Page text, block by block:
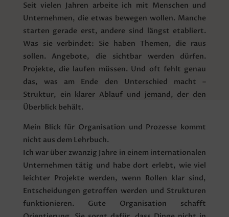
Seit vielen Jahren arbeite ich mit Menschen und
Unternehmen, die etwas bewegen wollen. Manche
starten gerade erst, andere sind längst etabliert.
Was sie verbindet: Sie haben Themen, die raus
sollen. Angebote, die sichtbar werden dürfen.
Projekte, die laufen müssen. Und oft fehlt genau
das, was am Ende den Unterschied macht –
Struktur, ein klarer Ablauf und jemand, der den
Überblick behält.
Mein Blick für Organisation und Prozesse kommt
nicht aus dem Lehrbuch.
Ich war über zwanzig Jahre in einem internationalen
Unternehmen tätig und habe dort erlebt, wie viel
leichter Projekte werden, wenn Rollen klar sind,
Entscheidungen getroffen werden und Strukturen
funktionieren. Gute Organisation schafft